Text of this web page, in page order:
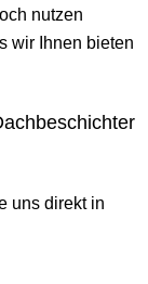
nutzen
wir Ihnen bieten
uns direkt in